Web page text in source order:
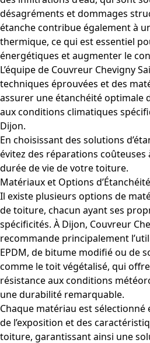
désagréments et dommages
étanche contribue également à
thermique, ce qui est essentiel
énergétiques et augmenter le
L’équipe de Couvreur Chevigny
techniques éprouvées et des
assurer une étanchéité optimale
aux conditions climatiques
Dijon.
En choisissant des solutions
évitez des réparations coûteuses
durée de vie de votre toiture.
Matériaux et Options d’Étanchéité
Il existe plusieurs options de
de toiture, chacun ayant ses
spécificités. À Dijon, Couvreur
recommande principalement
EPDM, de bitume modifié ou de
comme le toit végétalisé, qui
résistance aux conditions
une durabilité remarquable.
Chaque matériau est
de l’exposition et des
toiture, garantissant ainsi une